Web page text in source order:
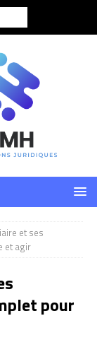
et ses
et agir
pour